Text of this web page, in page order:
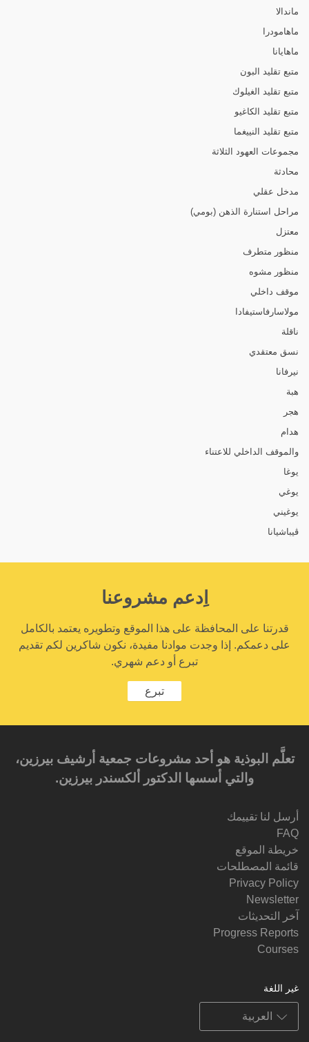
ماندالا
ماهامودرا
ماهايانا
متبع تقليد البون
متبع تقليد الغيلوك
متبع تقليد الكاغيو
متبع تقليد النييغما
مجموعات العهود الثلاثة
محادثة
مدخل عقلي
مراحل استنارة الذهن (بومي)
معتزل
منظور متطرف
منظور مشوه
موقف داخلي
مولاسارفاستيفادا
ناقلة
نسق معتقدي
نيرفانا
هبة
هجر
هدام
والموقف الداخلي للاعتناء
يوغا
يوغي
يوغيني
ڨيباشيانا
اِدعم مشروعنا
قدرتنا على المحافظة على هذا الموقع وتطويره يعتمد بالكامل
على دعمكم. إذا وجدت موادنا مفيدة، نكون شاكرين لكم تقديم
تبرع أو دعم شهري.
تبرع
تعلَّم البوذية هو أحد مشروعات جمعية أرشيف بيرزين،
والتي أسسها الدكتور ألكسندر بيرزين.‎‎
أرسل لنا تقييمك
FAQ
خريطة الموقع
قائمة المصطلحات
Privacy Policy
Newsletter
آخر التحديثات
Progress Reports
Courses
غير اللغة